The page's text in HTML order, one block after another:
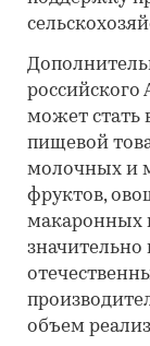
российского
может
пищевой
молочных и
фруктов,
макаронных
значительно
объем